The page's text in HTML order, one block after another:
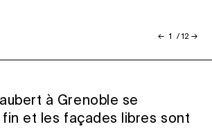
← 1 / 12 →
à Grenoble se
et les façades libres sont